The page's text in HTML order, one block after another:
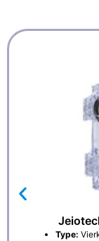
Type: